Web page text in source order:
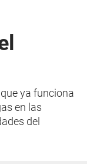
ya funciona
en las
del